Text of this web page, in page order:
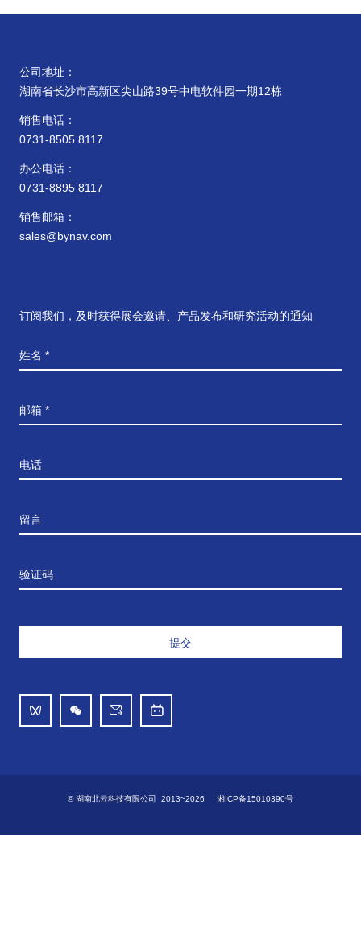
公司地址：
湖南省长沙市高新区尖山路39号中电软件园一期12栋
销售电话：
0731-8505 8117
办公电话：
0731-8895 8117
销售邮箱：
sales@bynav.com
订阅我们，及时获得展会邀请、产品发布和研究活动的通知
姓名 *
邮箱 *
电话
留言
验证码
提交
© 湖南北云科技有限公司 2013~2026 湘ICP备15010390号